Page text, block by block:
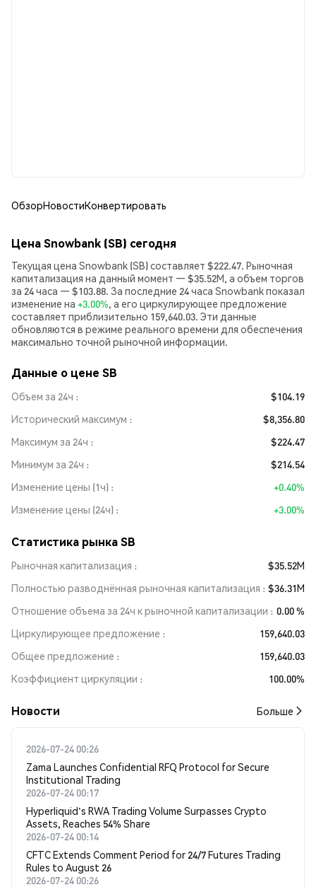
ОбзорНовостиКонвертировать
Цена Snowbank (SB) сегодня
Текущая цена Snowbank (SB) составляет $222.47. Рыночная
капитализация на данный момент — $35.52M, а объем торгов
за 24 часа — $103.88. За последние 24 часа Snowbank показал
изменение на +3.00%, а его циркулирующее предложение
составляет приблизительно 159,640.03. Эти данные
обновляются в режиме реального времени для обеспечения
максимально точной рыночной информации.
Данные о цене SB
Объем за 24ч
$104.19
Исторический максимум
$8,356.80
Максимум за 24ч
$224.47
Минимум за 24ч
$214.54
Изменение цены (1ч)
+0.40%
Изменение цены (24ч)
+3.00%
Статистика рынка SB
Рыночная капитализация
$35.52M
Полностью разводнённая рыночная капитализация
$36.31M
Отношение объема за 24ч к рыночной капитализации
0.00 %
Циркулирующее предложение
159,640.03
Общее предложение
159,640.03
Коэффициент циркуляции
100.00%
Новости Больше
2026-07-24 00:26
Zama Launches Confidential RFQ Protocol for Secure
Institutional Trading
2026-07-24 00:17
Hyperliquid's RWA Trading Volume Surpasses Crypto
Assets, Reaches 54% Share
2026-07-24 00:14
CFTC Extends Comment Period for 24/7 Futures Trading
Rules to August 26
2026-07-24 00:26